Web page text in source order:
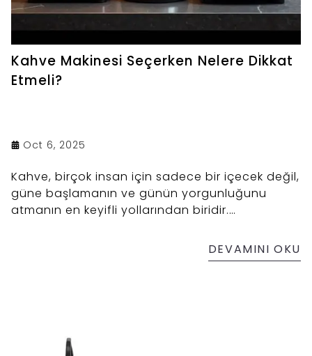
Kahve Makinesi Seçerken Nelere Dikkat
Etmeli?
Oct 6, 2025
Kahve, birçok insan için sadece bir içecek değil,
güne başlamanın ve günün yorgunluğunu
atmanın en keyifli yollarından biridir.
doğru kahve makinesi ile hem kolay hem de
profesyonel bir deneyime dönüşüyor. Gelişen
DEVAMINI OKU